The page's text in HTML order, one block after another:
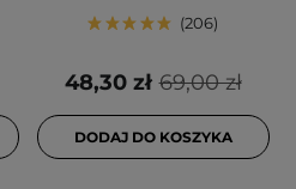
206
69,00 zł
48,30 zł
DODAJ DO KOSZYKA